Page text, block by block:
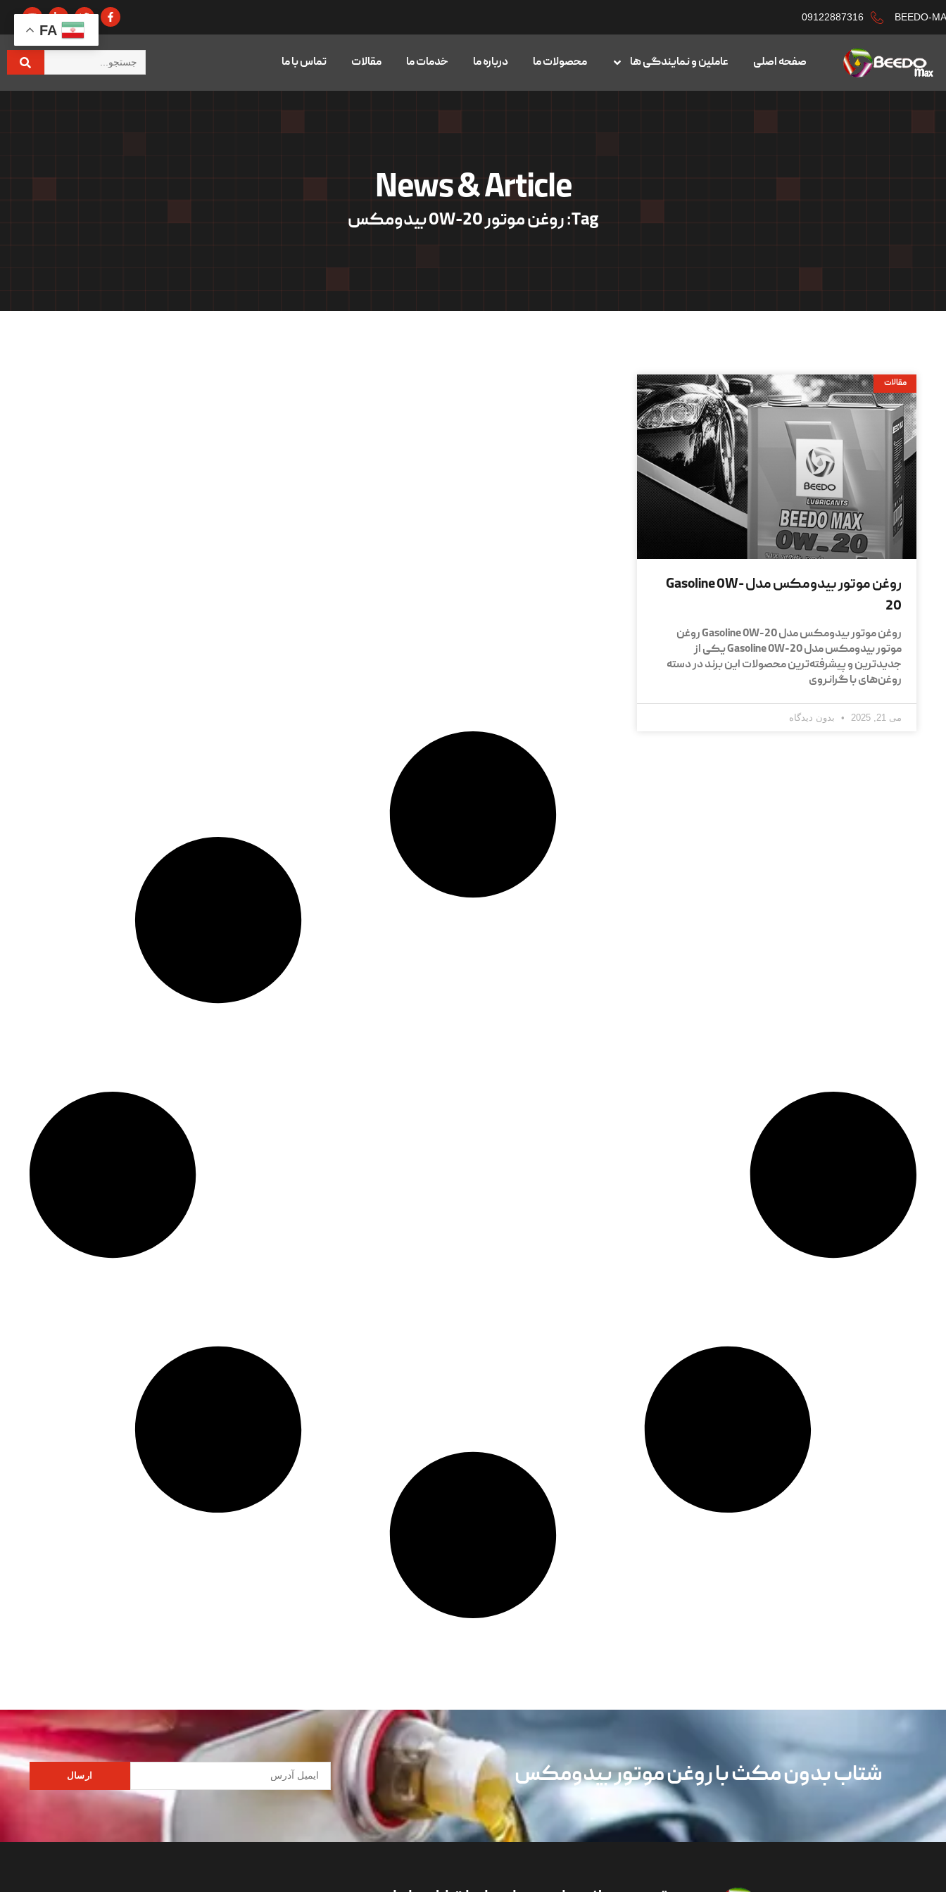
BEEDO-
09122887316
صفحه اصلی عاملین و نمایندگی ها محصولات ما درباره ما خدمات ما مقالات تماس با ما
News & Article
Tag: روغن موتور 0W-20 بیدومکس
مقالات
روغن موتور بیدومکس مدل Gasoline 0W-
20
روغن موتور بیدومکس مدل Gasoline 0W-20 روغن
موتور بیدومکس مدل Gasoline 0W-20 یکی از
جدیدترین و پیشرفته‌ترین محصولات این برند در دسته
روغن‌های با گرانروی
می 21, 2025 بدون دیدگاه
شتاب بدون مکث با روغن موتور بیدومکس ارسال
FA